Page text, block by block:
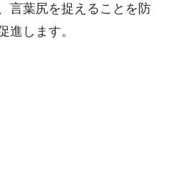
言葉尻を捉えることを防
進します。